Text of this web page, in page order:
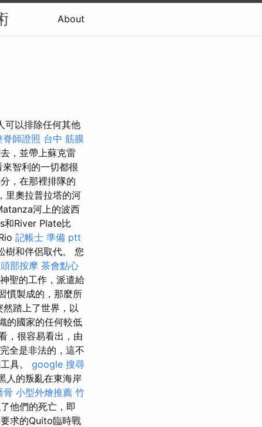
About
可以排除任何其他
脊師證照 台中 筋膜
，並帶上蘇克雷
來智利的一切都很
，在那裡排隊的
里奧拉普拉塔的河
河上的波西
和River Plate比
記帳士 準備 ptt
樹和伴侶取代。 您
部按摩 茶會點心
聖的工作，派遣給
慣製成的，那麼所
踏上了世界，以
的國家的任何較低
，很容易看出，由
全是非法的，這不
具。 google 搜尋
人的叛亂在東海岸
骨 小型外燴推薦 竹
他們的死亡，即
求的Quito臨時戰